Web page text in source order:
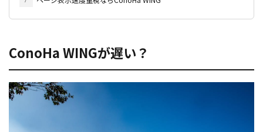
ConoHa WINGが遅い？